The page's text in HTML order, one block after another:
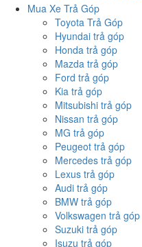
Mua Xe Trả Góp
Toyota Trả Góp
Hyundai trả góp
Honda trả góp
Mazda trả góp
Ford trả góp
Kia trả góp
Mitsubishi trả góp
Nissan trả góp
MG trả góp
Peugeot trả góp
Mercedes trả góp
Lexus trả góp
Audi trả góp
BMW trả góp
Volkswagen trả góp
Suzuki trả góp
Isuzu trả góp